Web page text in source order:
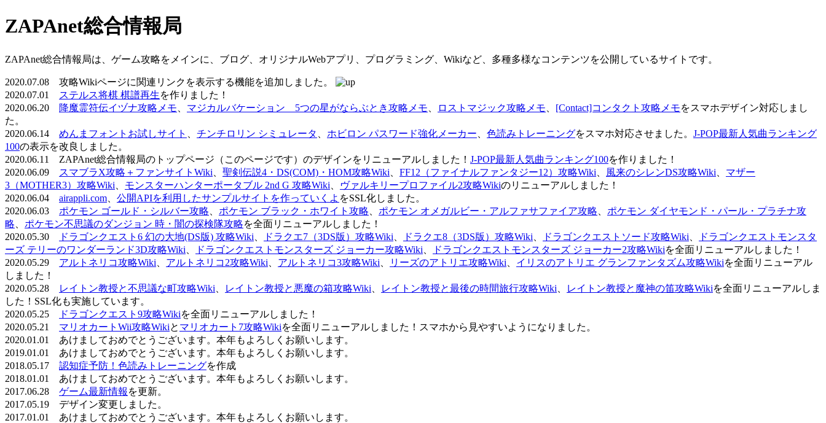
ZAPAnet総合情報局
ZAPAnet総合情報局は、ゲーム攻略をメインに、ブログ、オリジナルWebアプリ、プログラミング、Wikiなど、多種多様なコンテンツを公開しているサイトです。
2020.07.08 攻略Wikiページに関連リンクを表示する機能を追加しました。
2020.07.01
ステルス将棋 棋譜再生を作りました！
2020.06.20
降魔霊符伝イヅナ攻略メモ マジカルバケーション 5つの星がならぶとき攻略メモ ロストマジック攻略メモ [Contact]コンタクト攻略メモをスマホデザイン対応しまし
た。
2020.06.14 めんまフォントお試しサイト チンチロリン シミュレータ ホビロン パスワード強化メーカー 色読みトレーニングをスマホ対応させました。 J-POP最新人気曲ランキング
100の表示を改良しました。
2020.06.11 ZAPAnet総合情報局のトップページ（このページです）のデザインをリニューアルしました！ J-POP最新人気曲ランキング100を作りました！
2020.06.09
スマブラX攻略＋ファンサイトWiki 聖剣伝説4・DS(COM)・HOM攻略Wiki FF12（ファイナルファンタジー12）攻略Wiki 風来のシレンDS攻略Wiki
マザー
3（MOTHER3）攻略Wiki
モンスターハンターポータブル 2nd G 攻略Wiki ヴァルキリープロファイル2攻略Wikiのリニューアルしました！
2020.06.04 airappli.com 公開APIを利用したサンプルサイトを作っていくよ をSSL化しました。
2020.06.03 ポケモン ゴールド・シルバー攻略 ポケモン ブラック・ホワイト攻略 ポケモン オメガルビー・アルファサファイア攻略
ポケモン ダイヤモンド・パール・プラチナ攻
略
ポケモン不思議のダンジョン 時・闇の探検隊攻略を全面リニューアルしました！
2020.05.30
ドラゴンクエスト6 幻の大地(DS版) 攻略Wiki ドラクエ7（3DS版）攻略Wiki ドラクエ8（3DS版）攻略Wiki ドラゴンクエストソード攻略Wiki
ドラゴンクエストモンスタ
ーズ テリーのワンダーランド3D攻略Wiki
ドラゴンクエストモンスターズ ジョーカー攻略Wiki ドラゴンクエストモンスターズ ジョーカー2攻略Wikiを全面リニューアルしました！
2020.05.29 アルトネリコ攻略Wiki アルトネリコ2攻略Wiki アルトネリコ3攻略Wiki リーズのアトリエ攻略Wiki イリスのアトリエ グランファンタズム攻略Wikiを全面リニューアル
しました！
2020.05.28
レイトン教授と不思議な町攻略Wiki レイトン教授と悪魔の箱攻略Wiki レイトン教授と最後の時間旅行攻略Wiki レイトン教授と魔神の笛攻略Wikiを全面リニューアルしま
した！SSL化も実施しています。
2020.05.25
ドラゴンクエスト9攻略Wikiを全面リニューアルしました！
2020.05.21 マリオカートWii攻略Wikiと マリオカート7攻略Wikiを全面リニューアルしました！スマホから見やすいようになりました。
2020.01.01 あけましておめでとうございます。本年もよろしくお願いします。
2019.01.01 あけましておめでとうございます。本年もよろしくお願いします。
2018.05.17 認知症予防！色読みトレーニングを作成
2018.01.01 あけましておめでとうございます。本年もよろしくお願いします。
2017.06.28 ゲーム最新情報 を更新。
2017.05.19 デザイン変更しました。
2017.01.01 あけましておめでとうございます。本年もよろしくお願いします。